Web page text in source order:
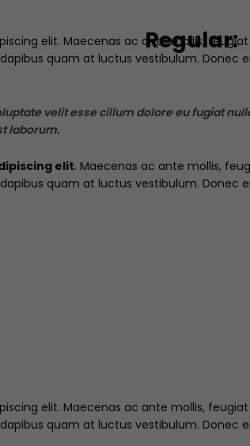
Regular:
elit. Maecenas ac ante mollis,
quam at luctus vestibulum. Donec
velit esse cillum dolore eu fugiat
laborum.
elit. Maecenas ac ante mollis,
quam at luctus vestibulum. Donec
elit. Maecenas ac ante mollis,
quam at luctus vestibulum. Donec